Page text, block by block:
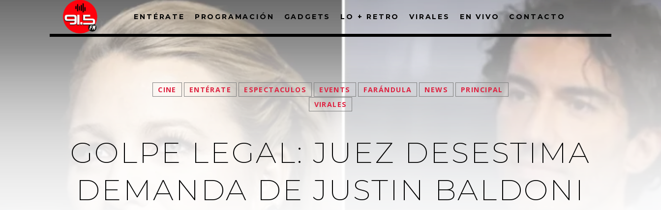
ENTÉRATE PROGRAMACIÓN GADGETS LO + RETRO VIRALES EN VIVO CONTACTO
FACEBOOK
CINE ENTÉRATE ESPECTACULOS EVENTS FARÁNDULA NEWS
PRINCIPAL
VIRALES
GOLPE LEGAL: JUEZ DESESTIMA
DEMANDA DE JUSTIN BALDONI